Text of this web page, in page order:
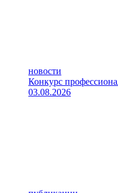
новости
Конкурс
03.08.2026